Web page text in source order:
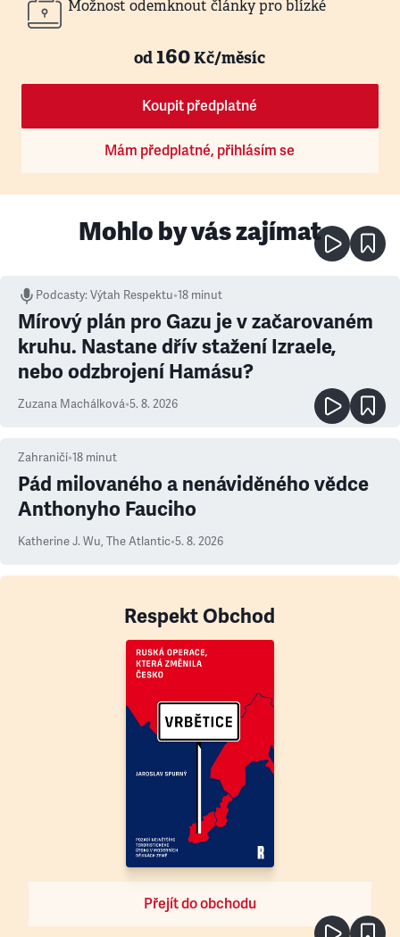
Možnost odemknout články pro blízké
od160Kč/měsíc
Koupit předplatné
Mám předplatné, přihlásím se
Mohlo by vás zajímat
Podcasty:Výtah Respektu•18 minut
Mírový plán pro Gazu je v začarovaném
kruhu. Nastane dřív stažení Izraele,
nebo odzbrojení Hamásu?
Zuzana Machálková•5. 8. 2026
Zahraničí•18 minut
Pád milovaného a nenáviděného vědce
Anthonyho Fauciho
Katherine J. Wu, The Atlantic•5. 8. 2026
Respekt Obchod
Přejít do obchodu